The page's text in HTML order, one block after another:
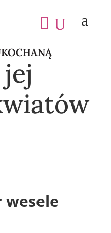
jej
wesele